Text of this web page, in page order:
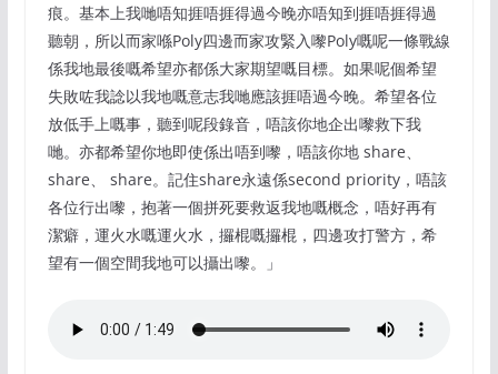
痕。基本上我哋唔知捱唔捱得過今晚亦唔知到捱唔捱得過
聽朝，所以而家喺Poly四邊而家攻緊入嚟Poly嘅呢一條戰線
係我地最後嘅希望亦都係大家期望嘅目標。如果呢個希望
失敗咗我諗以我地嘅意志我哋應該捱唔過今晚。希望各位
放低手上嘅事，聽到呢段錄音，唔該你地企出嚟救下我
哋。亦都希望你地即使係出唔到嚟，唔該你地 share、
share、 share。記住share永遠係second priority，唔該
各位行出嚟，抱著一個拼死要救返我地嘅概念，唔好再有
潔癖，運火水嘅運火水，攞棍嘅攞棍，四邊攻打警方，希
望有一個空間我地可以攝出嚟。」